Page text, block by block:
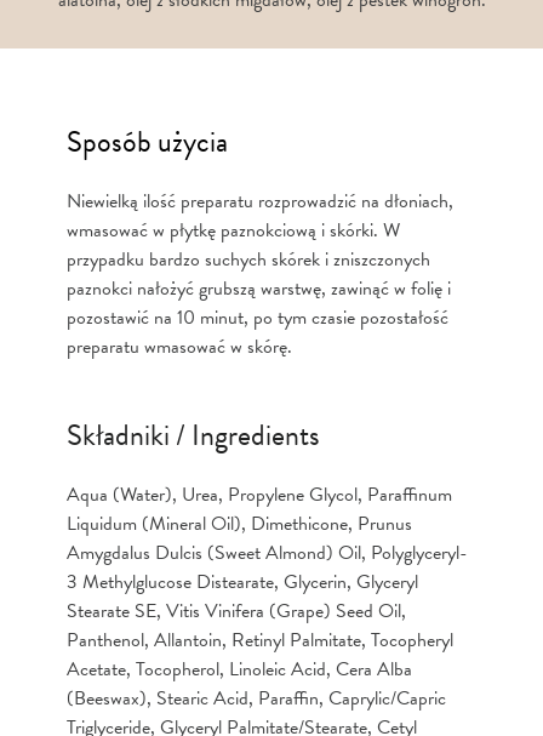
Sposób użycia
Niewielką ilość preparatu rozprowadzić na dłoniach,
wmasować w płytkę paznokciową i skórki. W
przypadku bardzo suchych skórek i zniszczonych
paznokci nałożyć grubszą warstwę, zawinąć w folię i
pozostawić na 10 minut, po tym czasie pozostałość
preparatu wmasować w skórę.
Składniki / Ingredients
Aqua (Water), Urea, Propylene Glycol, Paraffinum
Liquidum (Mineral Oil), Dimethicone, Prunus
Amygdalus Dulcis (Sweet Almond) Oil, Polyglyceryl-
3 Methylglucose Distearate, Glycerin, Glyceryl
Stearate SE, Vitis Vinifera (Grape) Seed Oil,
Panthenol, Allantoin, Retinyl Palmitate, Tocopheryl
Acetate, Tocopherol, Linoleic Acid, Cera Alba
(Beeswax), Stearic Acid, Paraffin, Caprylic/Capric
Triglyceride, Glyceryl Palmitate/Stearate, Cetyl